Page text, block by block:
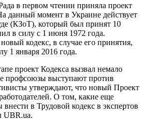
в первом чтении приняла проект
данный момент в Украине действует
(КЗоТ), который был принят 10
в силу с 1 июня 1972 года.
кодекс, в случае его принятия,
1 января 2016 года.
проект Кодекса вызвал немало
профсоюзы выступают против
утверждают, что новый Проект
О том, какие еще
в Трудовой кодекс в экспертов
UBR.ua.